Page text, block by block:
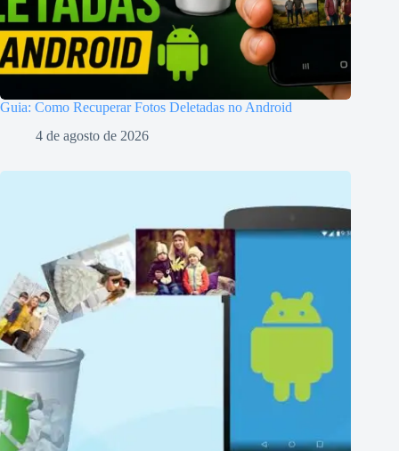
Guia: Como Recuperar Fotos Deletadas no Android
4 de agosto de 2026